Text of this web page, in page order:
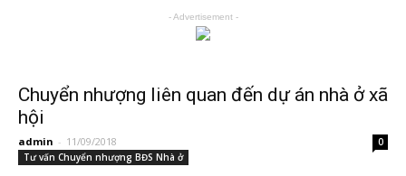
- Advertisement -
Chuyển nhượng liên quan đến dự án nhà ở xã
hội
admin - 11/09/2018
0
Tư vấn Chuyển nhượng BĐS Nhà ở